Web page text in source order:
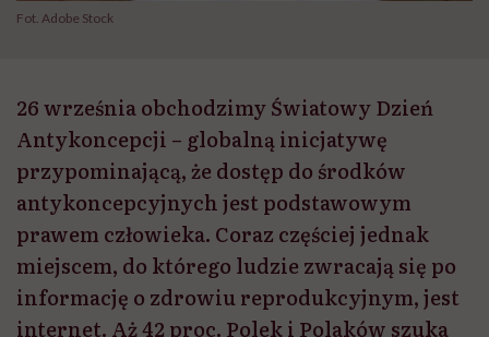
Fot. Adobe Stock
26 września obchodzimy Światowy Dzień
Antykoncepcji – globalną inicjatywę
przypominającą, że dostęp do środków
antykoncepcyjnych jest podstawowym
prawem człowieka. Coraz częściej jednak
miejscem, do którego ludzie zwracają się po
informację o zdrowiu reprodukcyjnym, jest
internet. Aż 42 proc. Polek i Polaków szuka